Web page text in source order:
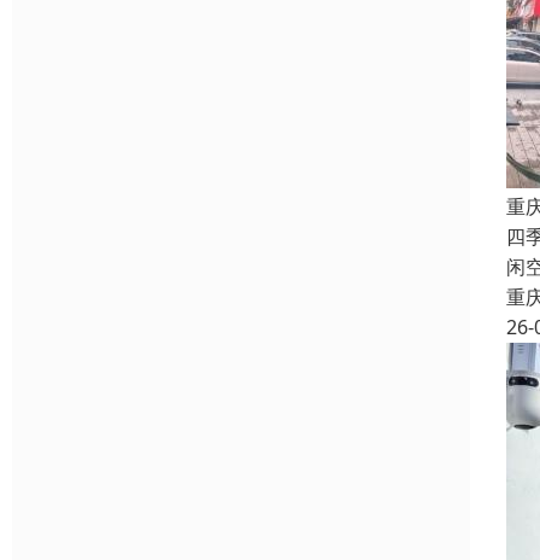
重
四
闲
重
26-